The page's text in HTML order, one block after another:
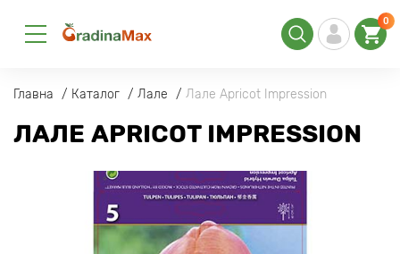
0
Главна Каталог Лале Лале Apricot Impression
ЛАЛЕ APRICOT IMPRESSION